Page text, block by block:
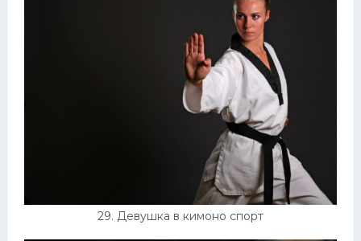
29. Девушка в кимоно спорт